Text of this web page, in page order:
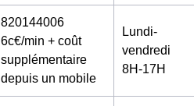
820144006
6c€/min + coût
supplémentaire
depuis un mobile
Lundi-
vendredi
8H-17H